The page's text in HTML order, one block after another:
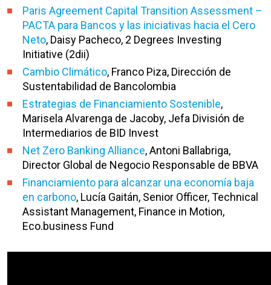
Paris Agreement Capital Transition Assessment –
PACTA para Bancos y las iniciativas hacia el Cero
Neto, Daisy Pacheco, 2 Degrees Investing
Initiative (2dii)
Cambio Climático, Franco Piza, Dirección de
Sustentabilidad de Bancolombia
Estrategias de Financiamiento Sostenible,
Marisela Alvarenga de Jacoby, Jefa División de
Intermediarios de BID Invest
Net Zero Banking Alliance, Antoni Ballabriga,
Director Global de Negocio Responsable de BBVA
Financiamiento para alcanzar una economía baja
en carbono, Lucía Gaitán, Senior Officer, Technical
Assistant Management, Finance in Motion,
Eco.business Fund